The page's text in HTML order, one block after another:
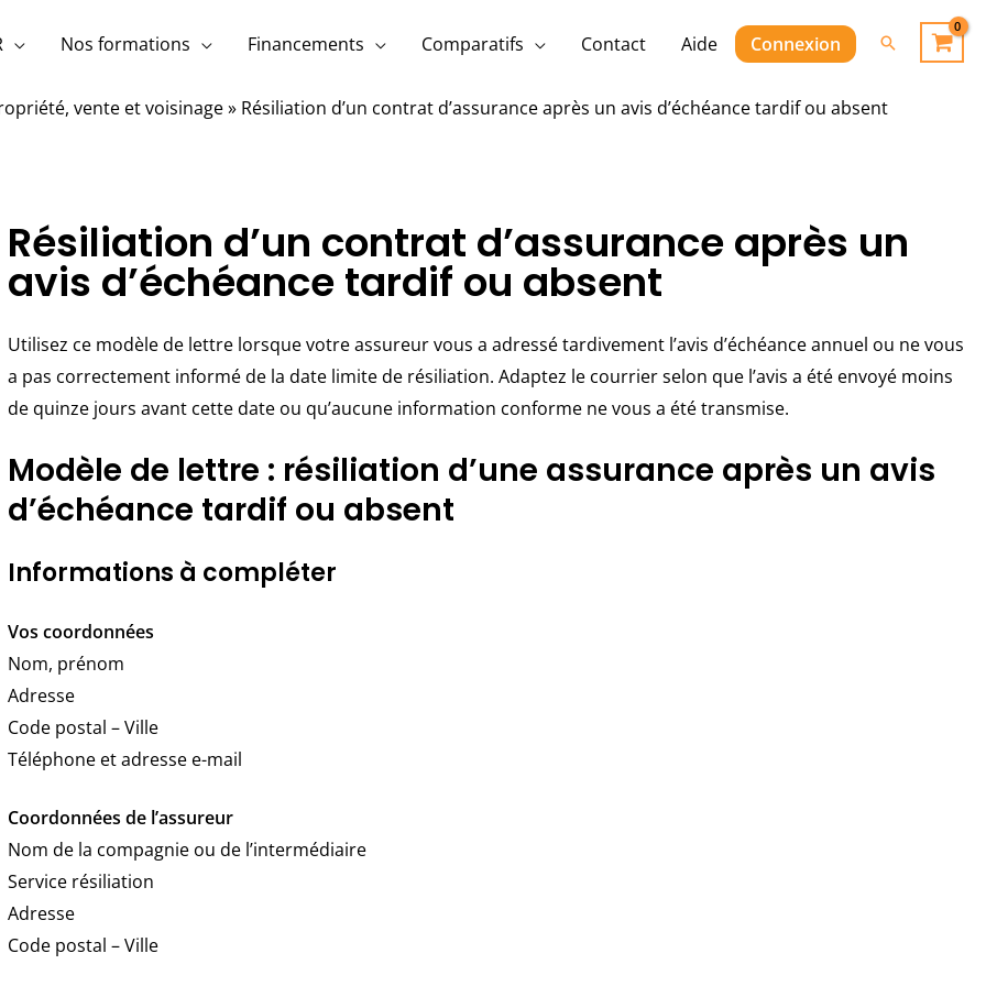
Nos formations Financements Comparatifs Contact Aide Connexion Rechercher
vente et voisinage» Résiliation d’un contrat d’assurance après un avis d’échéance tardif ou absent
Résiliation d’un contrat d’assurance après un
avis d’échéance tardif ou absent
Utilisez ce modèle de lettre lorsque votre assureur vous a adressé tardivement l’avis d’échéance annuel ou ne vous
a pas correctement informé de la date limite de résiliation. Adaptez le courrier selon que l’avis a été envoyé moins
de quinze jours avant cette date ou qu’aucune information conforme ne vous a été transmise.
Modèle de lettre : résiliation d’une assurance après un avis
d’échéance tardif ou absent
Informations à compléter
Vos coordonnées
Nom, prénom
Adresse
Code postal – Ville
Téléphone et adresse e-mail
Coordonnées de l’assureur
Nom de la compagnie ou de l’intermédiaire
Service résiliation
Adresse
Code postal – Ville